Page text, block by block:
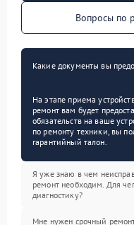
Вопросы по
Какие документы вы
На этапе приема
ремонт вам будет
обязательств на ваше
по ремонту техники, вы
гарантийный талон.
Я уже знаю в чем
ремонт необходим. Для
диагностику?
Мне нужен срочный